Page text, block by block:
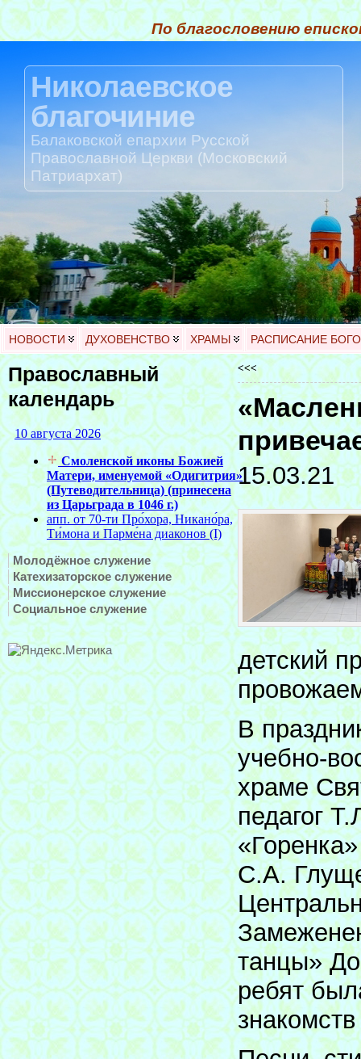
По благословению
Николаевское
благочиние
Балаковской епархии Русской
Православной Церкви (Московский
Патриархат)
НОВОСТИ ДУХОВЕНСТВО ХРАМЫ РАСПИСАНИЕ
Православный
календарь
Молодёжное служение
Катехизаторское служение
Миссионерское служение
Социальное служение
<<<
15.03.21
детский
В
учебно-
храме
педагог
С.А.
танцы»
ребят